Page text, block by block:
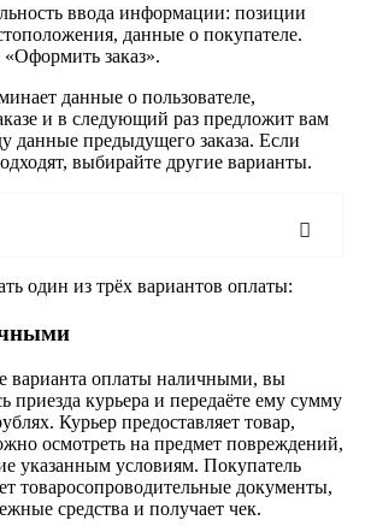
ввода информации: позиции
данные о покупателе.
заказ».
данные о пользователе,
и в следующий раз предложит вам
данные предыдущего заказа. Если
выбирайте другие варианты.
один из трёх вариантов оплаты:
варианта оплаты наличными, вы
приезда курьера и передаёте ему сумму
Курьер предоставляет товар,
осмотреть на предмет повреждений,
указанным условиям. Покупатель
товаросопроводительные документы,
средства и получает чек.